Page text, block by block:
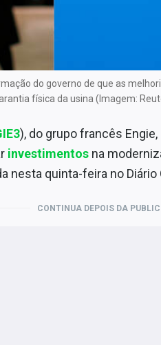
do governo de que as
física da usina (Imagem:
), do grupo francês
investimentos na
nesta quinta-feira no Diário
CONTINUA DEPOIS DA